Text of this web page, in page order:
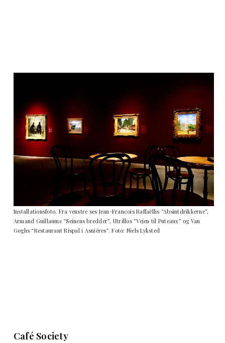
Installationsfoto. Fra venstre ses Jean-Francois Raffaëllis “Absintdrikkerne”,
Armand Guillaume “Seinens bredder”, Utrillos “Vejen til Puteaux” og Van
Goghs “Restaurant Rispal i Asniéres”. Foto: Niels Lyksted
Café Society